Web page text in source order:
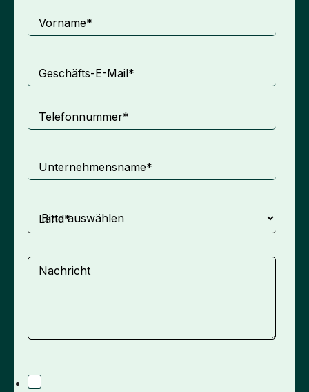
Vorname*
Geschäfts-E-Mail*
Telefonnummer*
Unternehmensname*
Land*
Nachricht